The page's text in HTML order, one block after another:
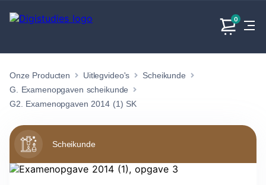
0
Exacte
vakken
Geen
Taalvakken
Geen
vakken.
Maatschappijvakken
Onze Producten Uitlegvideo's
Scheikunde
G. Examenopgaven scheikunde
G2. Examenopgaven 2014 (1) SK
Scheikunde